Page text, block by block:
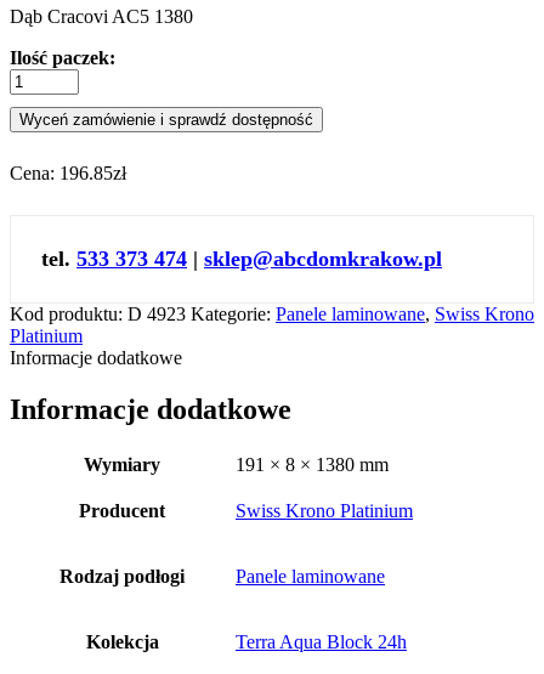
Dąb Cracovi AC5 1380
Ilość paczek:
Wyceń zamówienie i sprawdź dostępność
Cena: 196.85zł
tel. 533 373 474 | sklep@abcdomkrakow.pl
Kod produktu: D 4923 Kategorie: Panele laminowane, Swiss Krono
Platinium
Informacje dodatkowe
Informacje dodatkowe
Wymiary 191 × 8 × 1380 mm
Producent Swiss Krono Platinium
Rodzaj podłogi Panele laminowane
Kolekcja Terra Aqua Block 24h